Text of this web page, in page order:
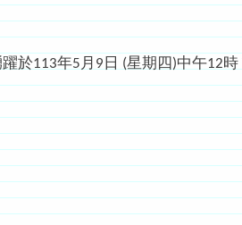
113年5月9日 (星期四)中午12時